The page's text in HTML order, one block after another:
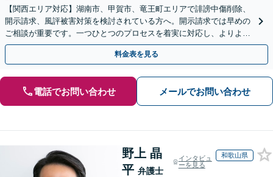
【関西エリア対応】湖南市、甲賀市、竜王町エリアで誹謗中傷削除、
開示請求、風評被害対策を検討されている方へ。開示請求では早めの
ご相談が重要です。一つひとつのプロセスを着実に対応し、よりよい
解決に向けて尽力いたします【Web面談OK】
料金表を見る
電話でお問い合わせ メールでお問い合わせ
野上 晶
平 弁護士
インタビュ
ーを見る
和歌山県